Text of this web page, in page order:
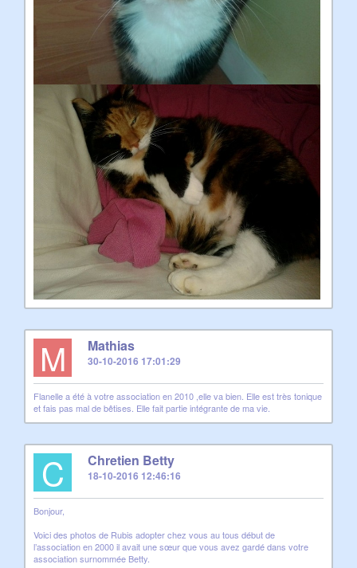
M Mathias
30-10-2016 17:01:29
Flanelle a été à votre association en 2010 ,elle va bien. Elle est très tonique
et fais pas mal de bêtises. Elle fait partie intégrante de ma vie.
C Chretien Betty
18-10-2016 12:46:16
Bonjour,
Voici des photos de Rubis adopter chez vous au tous début de
l’association en 2000 il avait une sœur que vous avez gardé dans votre
association surnommée Betty.